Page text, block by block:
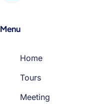
Menu
Home
Tours
Meeting